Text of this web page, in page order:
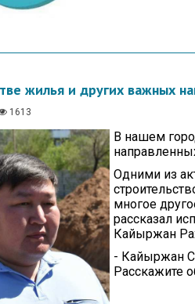
жилья и других важных
1613
В нашем
Одними из
многое
рассказал
Кайыржан
- Кайыржан
Расскажите